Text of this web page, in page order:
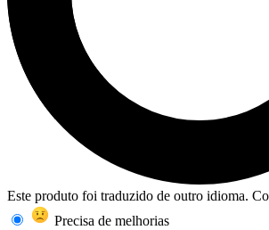
Este produto foi traduzido de outro idioma.
Precisa de melhorias